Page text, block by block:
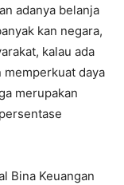
adanya belanja
kan negara,
kalau ada
memperkuat daya
merupakan
Bina Keuangan